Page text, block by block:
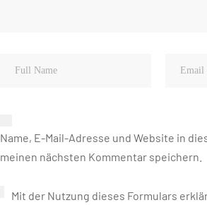
Name, E-Mail-Adresse und Website in
meinen nächsten Kommentar speichern.
Mit der Nutzung dieses Formulars